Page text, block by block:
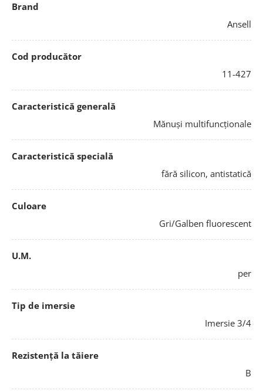
Brand
Ansell
Cod producător
11-427
Caracteristică generală
Mănuși multifuncționale
Caracteristică specială
fără silicon, antistatică
Culoare
Gri/Galben fluorescent
U.M.
per
Tip de imersie
Imersie 3/4
Rezistență la tăiere
B